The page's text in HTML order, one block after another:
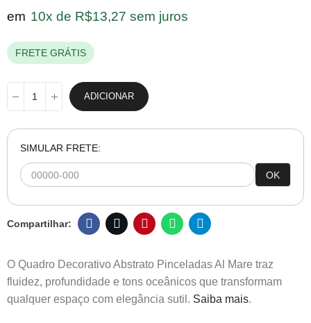
em 10x de R$13,27 sem juros
FRETE GRÁTIS
ADICIONAR
SIMULAR FRETE:
OK
O Quadro Decorativo Abstrato Pinceladas Al Mare traz
fluidez, profundidade e tons oceânicos que transformam
qualquer espaço com elegância sutil. Saiba mais.